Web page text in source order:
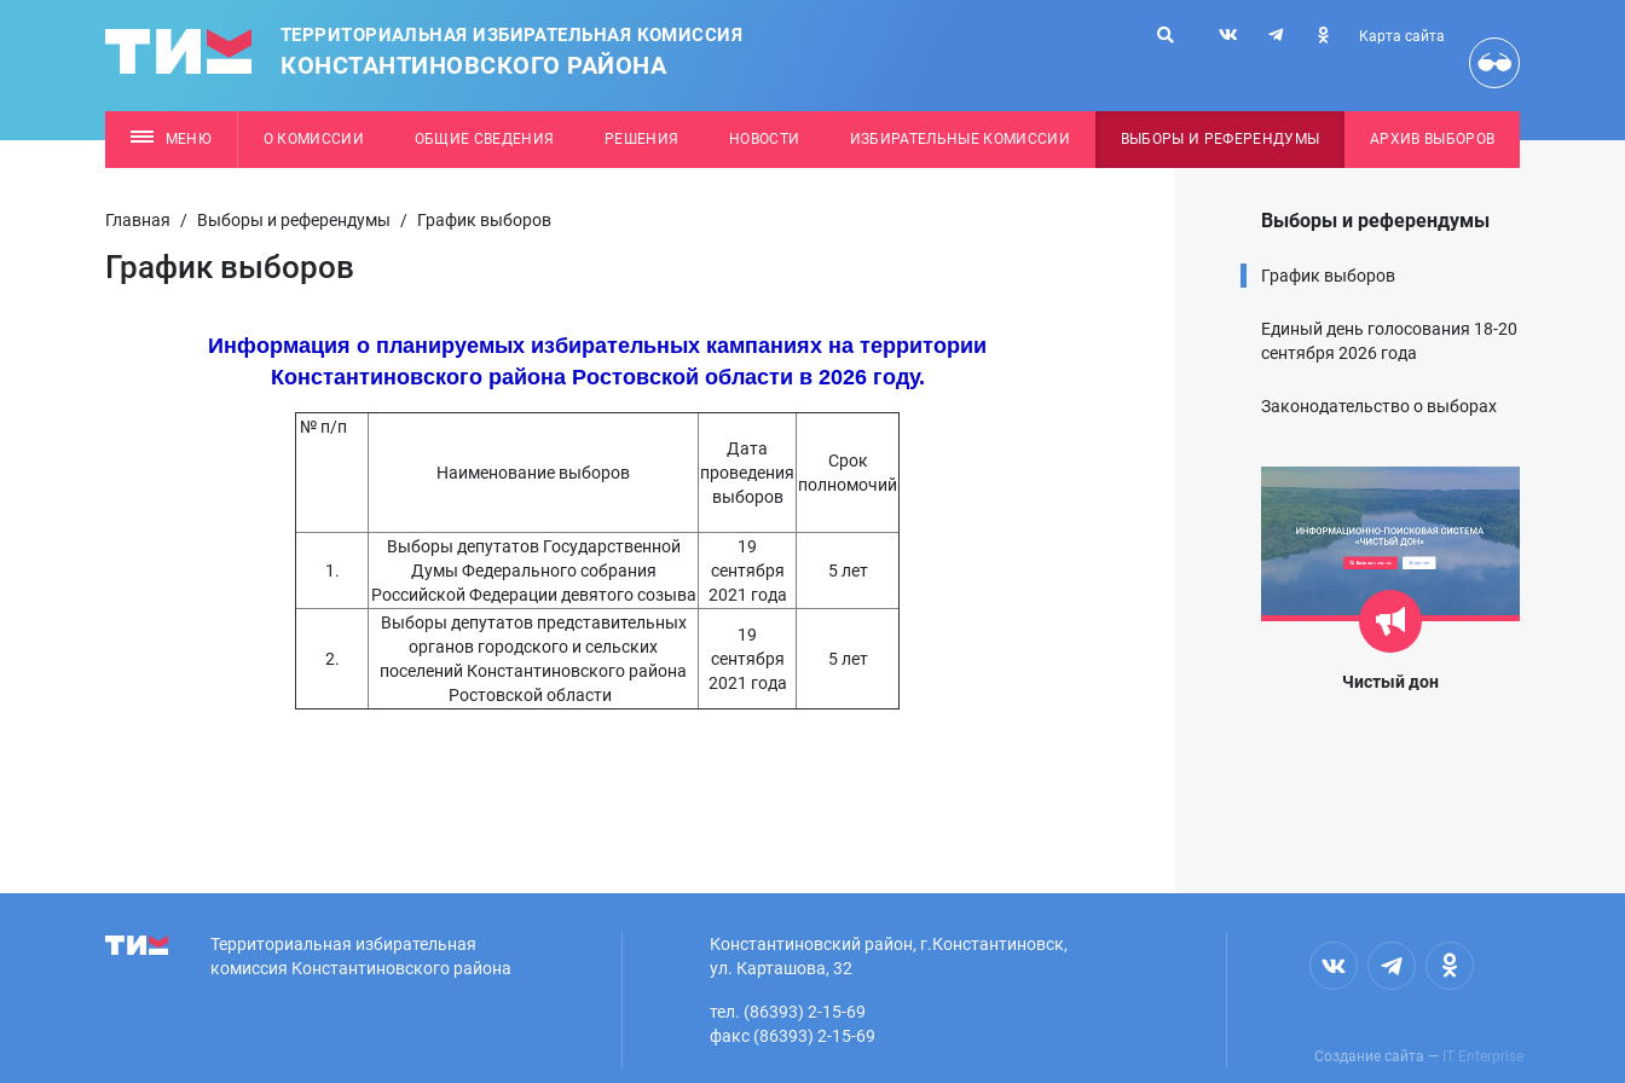
ТЕРРИТОРИАЛЬНАЯ ИЗБИРАТЕЛЬНАЯ КОМИССИЯ
КОНСТАНТИНОВСКОГО РАЙОНА
Карта сайта
МЕНЮ О КОМИССИИ ОБЩИЕ СВЕДЕНИЯ РЕШЕНИЯ НОВОСТИ ИЗБИРАТЕЛЬНЫЕ КОМИССИИ ВЫБОРЫ И РЕФЕРЕНДУМЫ АРХИВ ВЫБОРОВ
Главная / Выборы и референдумы / График выборов
График выборов
Информация о планируемых избирательных кампаниях на территории
Константиновского района Ростовской области в 2026 году.
№ п/п
Наименование выборов
Дата
проведения
выборов
Срок
полномочий
1.
Выборы депутатов Государственной
Думы Федерального собрания
Российской Федерации девятого созыва
19
сентября
2021 года
5 лет
2.
Выборы депутатов представительных
органов городского и сельских
поселений Константиновского района
Ростовской области
19
сентября
2021 года
5 лет
Выборы и референдумы
График выборов
Единый день голосования 18-20
сентября 2026 года
Законодательство о выборах
Чистый дон
Территориальная избирательная
комиссия Константиновского района
Константиновский район, г.Константиновск,
ул. Карташова, 32
тел. (86393) 2-15-69
факс (86393) 2-15-69
Создание сайта — IT Enterprise